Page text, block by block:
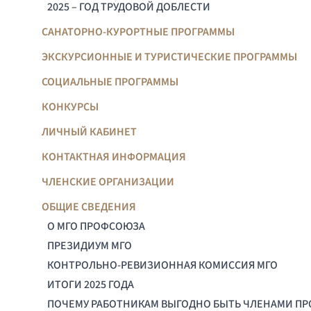
2025 – ГОД ТРУДОВОЙ ДОБЛЕСТИ
САНАТОРНО-КУРОРТНЫЕ ПРОГРАММЫ
ЭКСКУРСИОННЫЕ И ТУРИСТИЧЕСКИЕ ПРОГРАММЫ
СОЦИАЛЬНЫЕ ПРОГРАММЫ
КОНКУРСЫ
ЛИЧНЫЙ КАБИНЕТ
КОНТАКТНАЯ ИНФОРМАЦИЯ
ЧЛЕНСКИЕ ОРГАНИЗАЦИИ
ОБЩИЕ СВЕДЕНИЯ
О МГО ПРОФСОЮЗА
ПРЕЗИДИУМ МГО
КОНТРОЛЬНО-РЕВИЗИОННАЯ КОМИССИЯ МГО
ИТОГИ 2025 ГОДА
ПОЧЕМУ РАБОТНИКАМ ВЫГОДНО БЫТЬ ЧЛЕНАМИ